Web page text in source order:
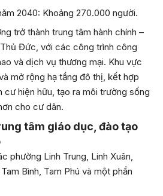
2040: Khoảng 270.000 người.
trở thành trung tâm hành chính –
Đức, với các công trình công
và dịch vụ thương mại. Khu vực
mở rộng hạ tầng đô thị, kết hợp
cư hiện hữu, tạo ra môi trường sống
cho cư dân.
tâm giáo dục, đào tạo
phường Linh Trung, Linh Xuân,
Bình, Tam Phú và một phần